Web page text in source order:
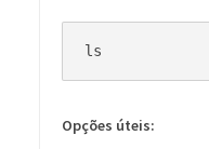
Opções úteis: